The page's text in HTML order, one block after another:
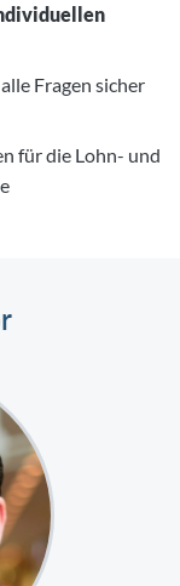
Fragen sicher
für die Lohn- und